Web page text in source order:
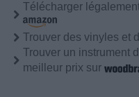
Télécharger
Trouver des vinyles et
Trouver un instrument
meilleur prix sur